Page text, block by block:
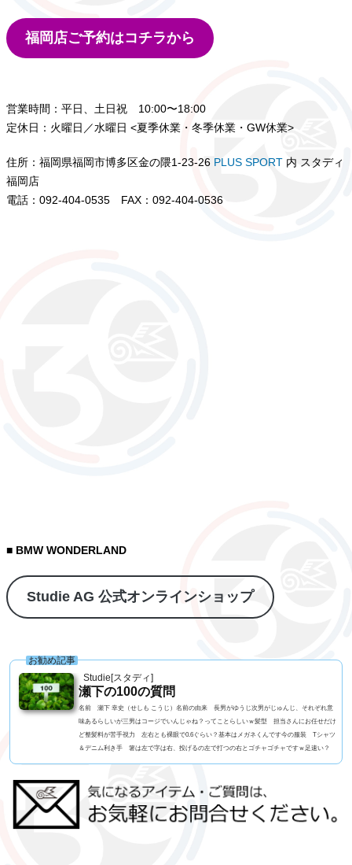
福岡店ご予約はコチラから
営業時間：平日、土日祝 10:00〜18:00
定休日：火曜日／水曜日 <夏季休業・冬季休業・GW休業>
住所：福岡県福岡市博多区金の隈1-23-26 PLUS SPORT 内 スタディ
福岡店
電話：092-404-0535 FAX：092-404-0536
■ BMW WONDERLAND
Studie AG 公式オンラインショップ
Studie[スタディ]
お勧め記事
瀬下の100の質問
名前 瀬下 幸史（せしも こうじ）名前の由来 長男がゆうじ次男がじゅんじ、それぞれ意
味あるらしいが三男はコージでいんじゃね？ってことらしいｗ髪型 担当さんにお任せだけ
ど整髪料が苦手視力 左右とも裸眼で0.6ぐらい？基本はメガネくんです今の服装 Tシャツ
＆デニム利き手 箸は左で字は右、投げるの左で打つの右とゴチャゴチャですｗ足速い？
ラいｗ...